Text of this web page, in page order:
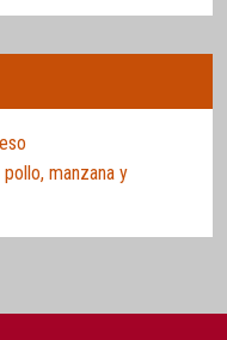
manzana y